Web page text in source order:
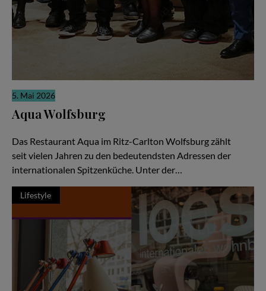
5. Mai 2026
Aqua Wolfsburg
Das Restaurant Aqua im Ritz-Carlton Wolfsburg zählt
seit vielen Jahren zu den bedeutendsten Adressen der
internationalen Spitzenküche. Unter der…
Lifestyle